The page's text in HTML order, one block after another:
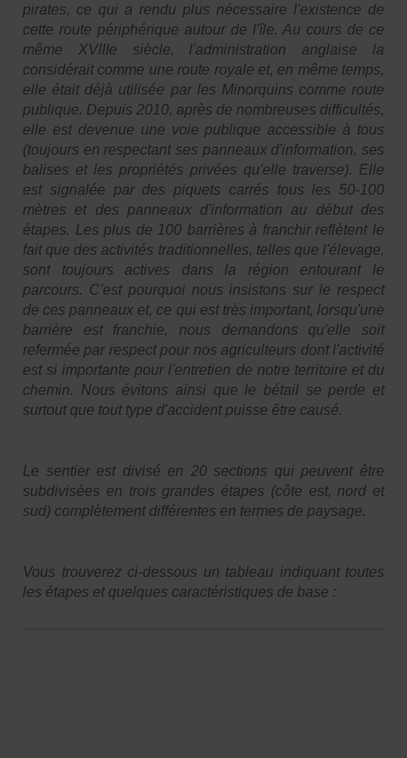
pirates, ce qui a rendu plus nécessaire l'existence de
cette route périphérique autour de l'île. Au cours de ce
même XVIIIe siècle, l'administration anglaise la
considérait comme une route royale et, en même temps,
elle était déjà utilisée par les Minorquins comme route
publique. Depuis 2010, après de nombreuses difficultés,
elle est devenue une voie publique accessible à tous
(toujours en respectant ses panneaux d'information, ses
balises et les propriétés privées qu'elle traverse). Elle
est signalée par des piquets carrés tous les 50-100
mètres et des panneaux d'information au début des
étapes. Les plus de 100 barrières à franchir reflètent le
fait que des activités traditionnelles, telles que l'élevage,
sont toujours actives dans la région entourant le
parcours. C'est pourquoi nous insistons sur le respect
de ces panneaux et, ce qui est très important, lorsqu'une
barrière est franchie, nous demandons qu'elle soit
refermée par respect pour nos agriculteurs dont l'activité
est si importante pour l'entretien de notre territoire et du
chemin. Nous évitons ainsi que le bétail se perde et
surtout que tout type d'accident puisse être causé.
Le sentier est divisé en 20 sections qui peuvent être
subdivisées en trois grandes étapes (côte est, nord et
sud) complètement différentes en termes de paysage.
Vous trouverez ci-dessous un tableau indiquant toutes
les étapes et quelques caractéristiques de base :